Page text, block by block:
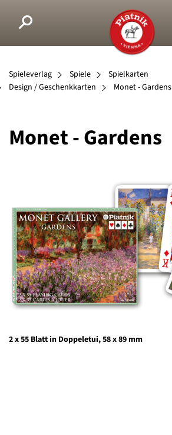
Spieleverlag Spiele
Spielkarten
Design / Geschenkkarten
Monet - Gardens
Monet - Gardens
2 x 55 Blatt in Doppeletui, 58 x 89 mm